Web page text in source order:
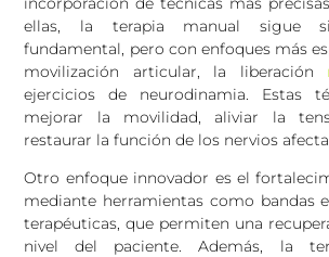
ellas, la terapia manual sigue
fundamental, pero con enfoques más
movilización articular, la liberación
ejercicios de neurodinamia. Estas
mejorar la movilidad, aliviar la
restaurar la función de los nervios
Otro enfoque innovador es el
mediante herramientas como bandas
terapéuticas, que permiten una
nivel del paciente. Además, la